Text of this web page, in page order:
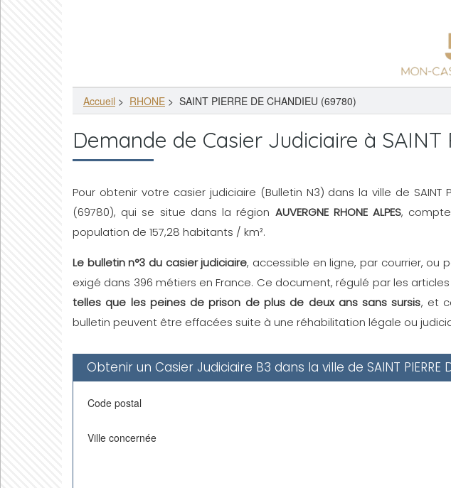
Accueil > RHONE > SAINT PIERRE DE CHANDIEU (69780)
Demande de Casier Judiciaire à SAINT
Pour obtenir votre casier judiciaire (Bulletin N3) dans la ville de SAINT
(69780), qui se situe dans la région AUVERGNE RHONE ALPES,
population de 157,28 habitants / km².
Le bulletin n°3 du casier judiciaire, accessible en ligne, par courrier, ou
exigé dans 396 métiers en France. Ce document, régulé par les
telles que les peines de prison de plus de deux ans sans sursis, et
bulletin peuvent être effacées suite à une réhabilitation légale ou
Obtenir un Casier Judiciaire B3 dans la ville de SAINT PIERRE
Code postal
Ville concernée